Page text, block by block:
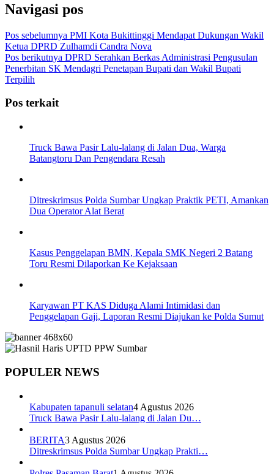
Navigasi pos
Pos sebelumnya PMI Kota Bukittinggi Mendapat Dukungan Wakil
Ketua DPRD Zulhamdi Candra Nova
Pos berikutnya DPRD Serahkan Berkas Administrasi Pengusulan
Penerbitan SK Mendagri Penetapan Bupati dan Wakil Bupati
Terpilih
Pos terkait
Truck Bawa Pasir Lalu-lalang di Jalan Dua, Warga
Batangtoru Dan Pengendara Resah
Ditreskrimsus Polda Sumbar Ungkap Praktik PETI, Amankan
Dua Operator Alat Berat
Kasus Penggelapan BMN, Kepala SMK Negeri 2 Batang
Toru Resmi Dilaporkan Ke Kejaksaan
Karyawan PT KAS Diduga Alami Intimidasi dan
Penggelapan Gaji, Laporan Resmi Diajukan ke Polda Sumut
POPULER NEWS
Kabupaten tapanuli selatan4 Agustus 2026
Truck Bawa Pasir Lalu-lalang di Jalan Du…
BERITA3 Agustus 2026
Ditreskrimsus Polda Sumbar Ungkap Prakti…